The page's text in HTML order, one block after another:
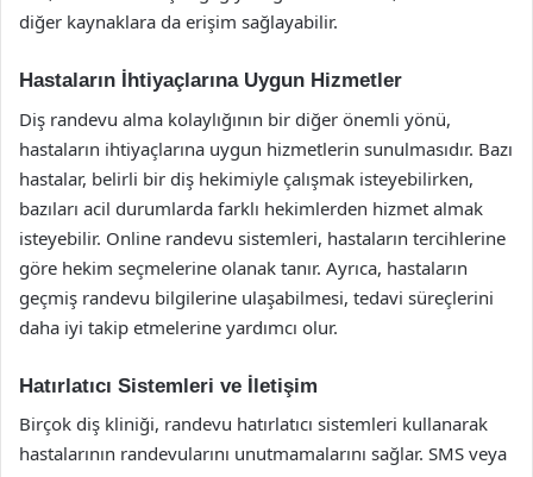
diğer kaynaklara da erişim sağlayabilir.
Hastaların İhtiyaçlarına Uygun Hizmetler
Diş randevu alma kolaylığının bir diğer önemli yönü,
hastaların ihtiyaçlarına uygun hizmetlerin sunulmasıdır. Bazı
hastalar, belirli bir diş hekimiyle çalışmak isteyebilirken,
bazıları acil durumlarda farklı hekimlerden hizmet almak
isteyebilir. Online randevu sistemleri, hastaların tercihlerine
göre hekim seçmelerine olanak tanır. Ayrıca, hastaların
geçmiş randevu bilgilerine ulaşabilmesi, tedavi süreçlerini
daha iyi takip etmelerine yardımcı olur.
Hatırlatıcı Sistemleri ve İletişim
Birçok diş kliniği, randevu hatırlatıcı sistemleri kullanarak
hastalarının randevularını unutmamalarını sağlar. SMS veya